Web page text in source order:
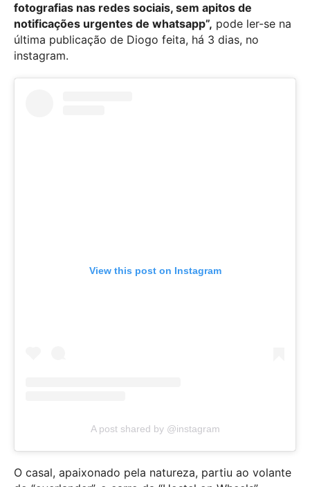
fotografias nas redes sociais, sem apitos de
notificações urgentes de whatsapp”, pode ler-se na
última publicação de Diogo feita, há 3 dias, no
instagram.
View this post on Instagram
A post shared by @instagram
O casal, apaixonado pela natureza, partiu ao volante